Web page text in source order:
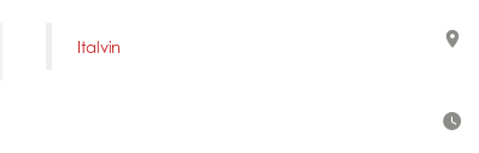
Italvin